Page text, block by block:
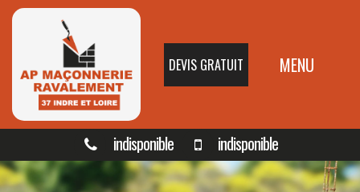
DEVIS GRATUIT MENU
indisponible indisponible